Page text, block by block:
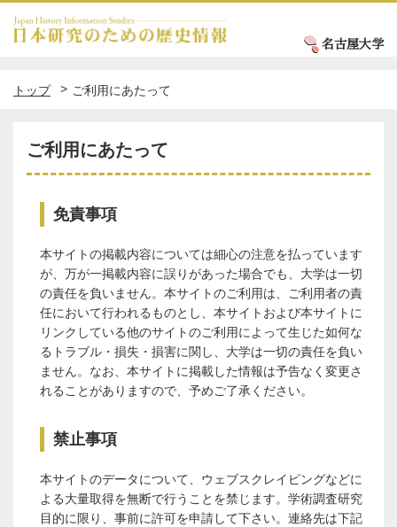
名古屋大学
トップ ご利用にあたって
ご利用にあたって
免責事項
本サイトの掲載内容については細心の注意を払っています
が、万が一掲載内容に誤りがあった場合でも、大学は一切
の責任を負いません。本サイトのご利用は、ご利用者の責
任において行われるものとし、本サイトおよび本サイトに
リンクしている他のサイトのご利用によって生じた如何な
るトラブル・損失・損害に関し、大学は一切の責任を負い
ません。なお、本サイトに掲載した情報は予告なく変更さ
れることがありますので、予めご了承ください。
禁止事項
本サイトのデータについて、ウェブスクレイピングなどに
よる大量取得を無断で行うことを禁じます。学術調査研究
目的に限り、事前に許可を申請して下さい。連絡先は下記